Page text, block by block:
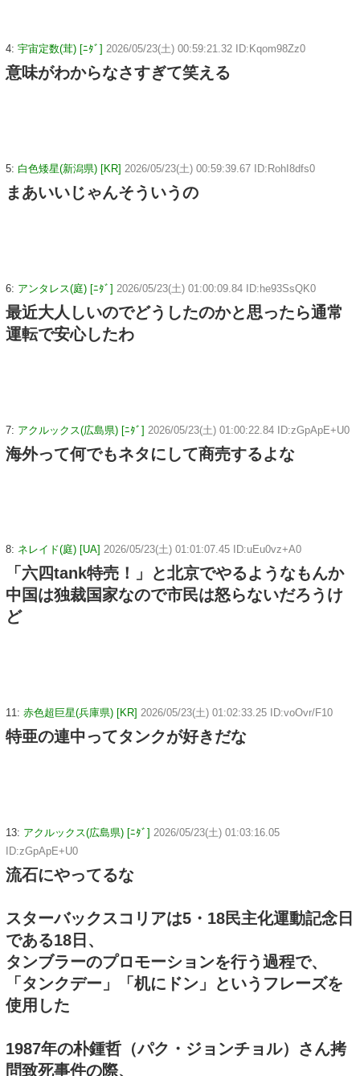
4: 宇宙定数(茸) [ﾆﾀﾞ] 2026/05/23(土) 00:59:21.32 ID:Kqom98Zz0
意味がわからなさすぎて笑える
5: 白色矮星(新潟県) [KR] 2026/05/23(土) 00:59:39.67 ID:RohI8dfs0
まあいいじゃんそういうの
6: アンタレス(庭) [ﾆﾀﾞ] 2026/05/23(土) 01:00:09.84 ID:he93SsQK0
最近大人しいのでどうしたのかと思ったら通常
運転で安心したわ
7: アクルックス(広島県) [ﾆﾀﾞ] 2026/05/23(土) 01:00:22.84 ID:zGpApE+U0
海外って何でもネタにして商売するよな
8: ネレイド(庭) [UA] 2026/05/23(土) 01:01:07.45 ID:uEu0vz+A0
「六四tank特売！」と北京でやるようなもんか
中国は独裁国家なので市民は怒らないだろうけ
ど
11: 赤色超巨星(兵庫県) [KR] 2026/05/23(土) 01:02:33.25 ID:voOvr/F10
特亜の連中ってタンクが好きだな
13: アクルックス(広島県) [ﾆﾀﾞ] 2026/05/23(土) 01:03:16.05
ID:zGpApE+U0
流石にやってるな
スターバックスコリアは5・18民主化運動記念日
である18日、
タンブラーのプロモーションを行う過程で、
「タンクデー」「机にドン」というフレーズを
使用した
1987年の朴鍾哲（パク・ジョンチョル）さん拷
問致死事件の際、